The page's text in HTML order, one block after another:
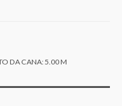
DA CANA: 5.00 M